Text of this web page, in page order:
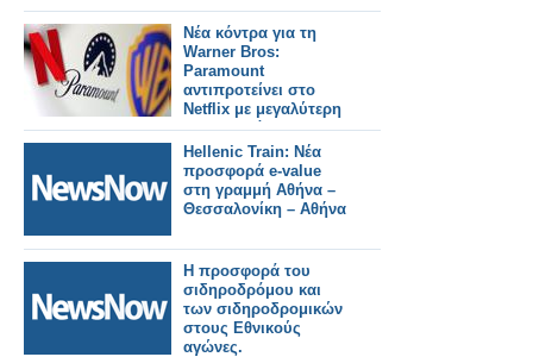
Νέα κόντρα για τη
Warner Bros:
Paramount
αντιπροτείνει στο
Netflix με μεγαλύτερη
προσφορά
Hellenic Train: Νέα
προσφορά e-value
στη γραμμή Αθήνα –
Θεσσαλονίκη – Αθήνα
Η προσφορά του
σιδηροδρόμου και
των σιδηροδρομικών
στους Εθνικούς
αγώνες.